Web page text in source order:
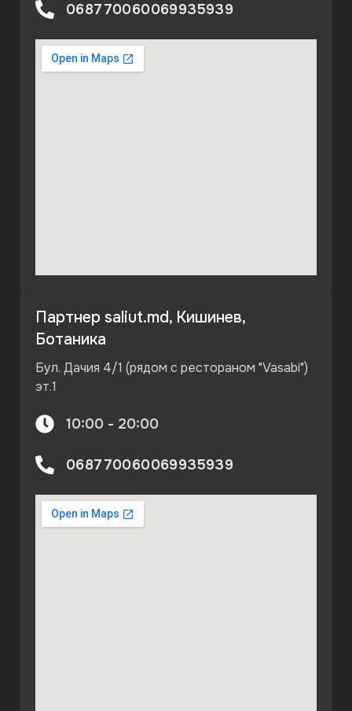
068770060069935939
Партнер saliut.md, Кишинев,
Ботаника
Бул. Дачия 4/1 (рядом с рестораном "Vasabi")
эт.1
10:00 - 20:00
068770060069935939